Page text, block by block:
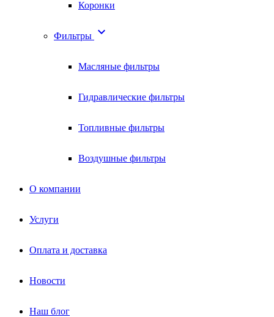
Коронки
Фильтры 
Масляные фильтры
Гидравлические фильтры
Топливные фильтры
Воздушные фильтры
О компании
Услуги
Оплата и доставка
Новости
Наш блог